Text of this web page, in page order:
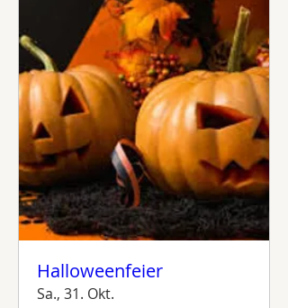
Halloweenfeier
Sa., 31. Okt.